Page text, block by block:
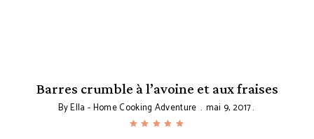
Barres crumble à l’avoine et aux fraises
ByElla - Home Cooking Adventure mai 9, 2017